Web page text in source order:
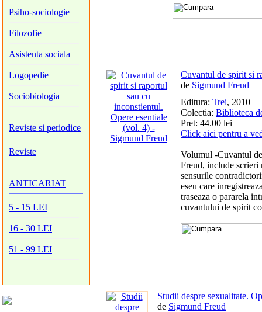
Psiho-sociologie
Filozofie
Asistenta sociala
Logopedie
Sociobiologia
Reviste si periodice
Reviste
ANTICARIAT
5 - 15 LEI
16 - 30 LEI
51 - 99 LEI
Cuvantul de spirit si
de Sigmund Freud
Editura: Trei, 2010
Colectia: Biblioteca
Pret: 44.00 lei
Click aici pentru a
Volumul -Cuvantul
Freud, include scrieri
sensurile
eseu care
traseaza o pararela
cuvantului de spirit
Studii despre sexualitate.
de Sigmund Freud